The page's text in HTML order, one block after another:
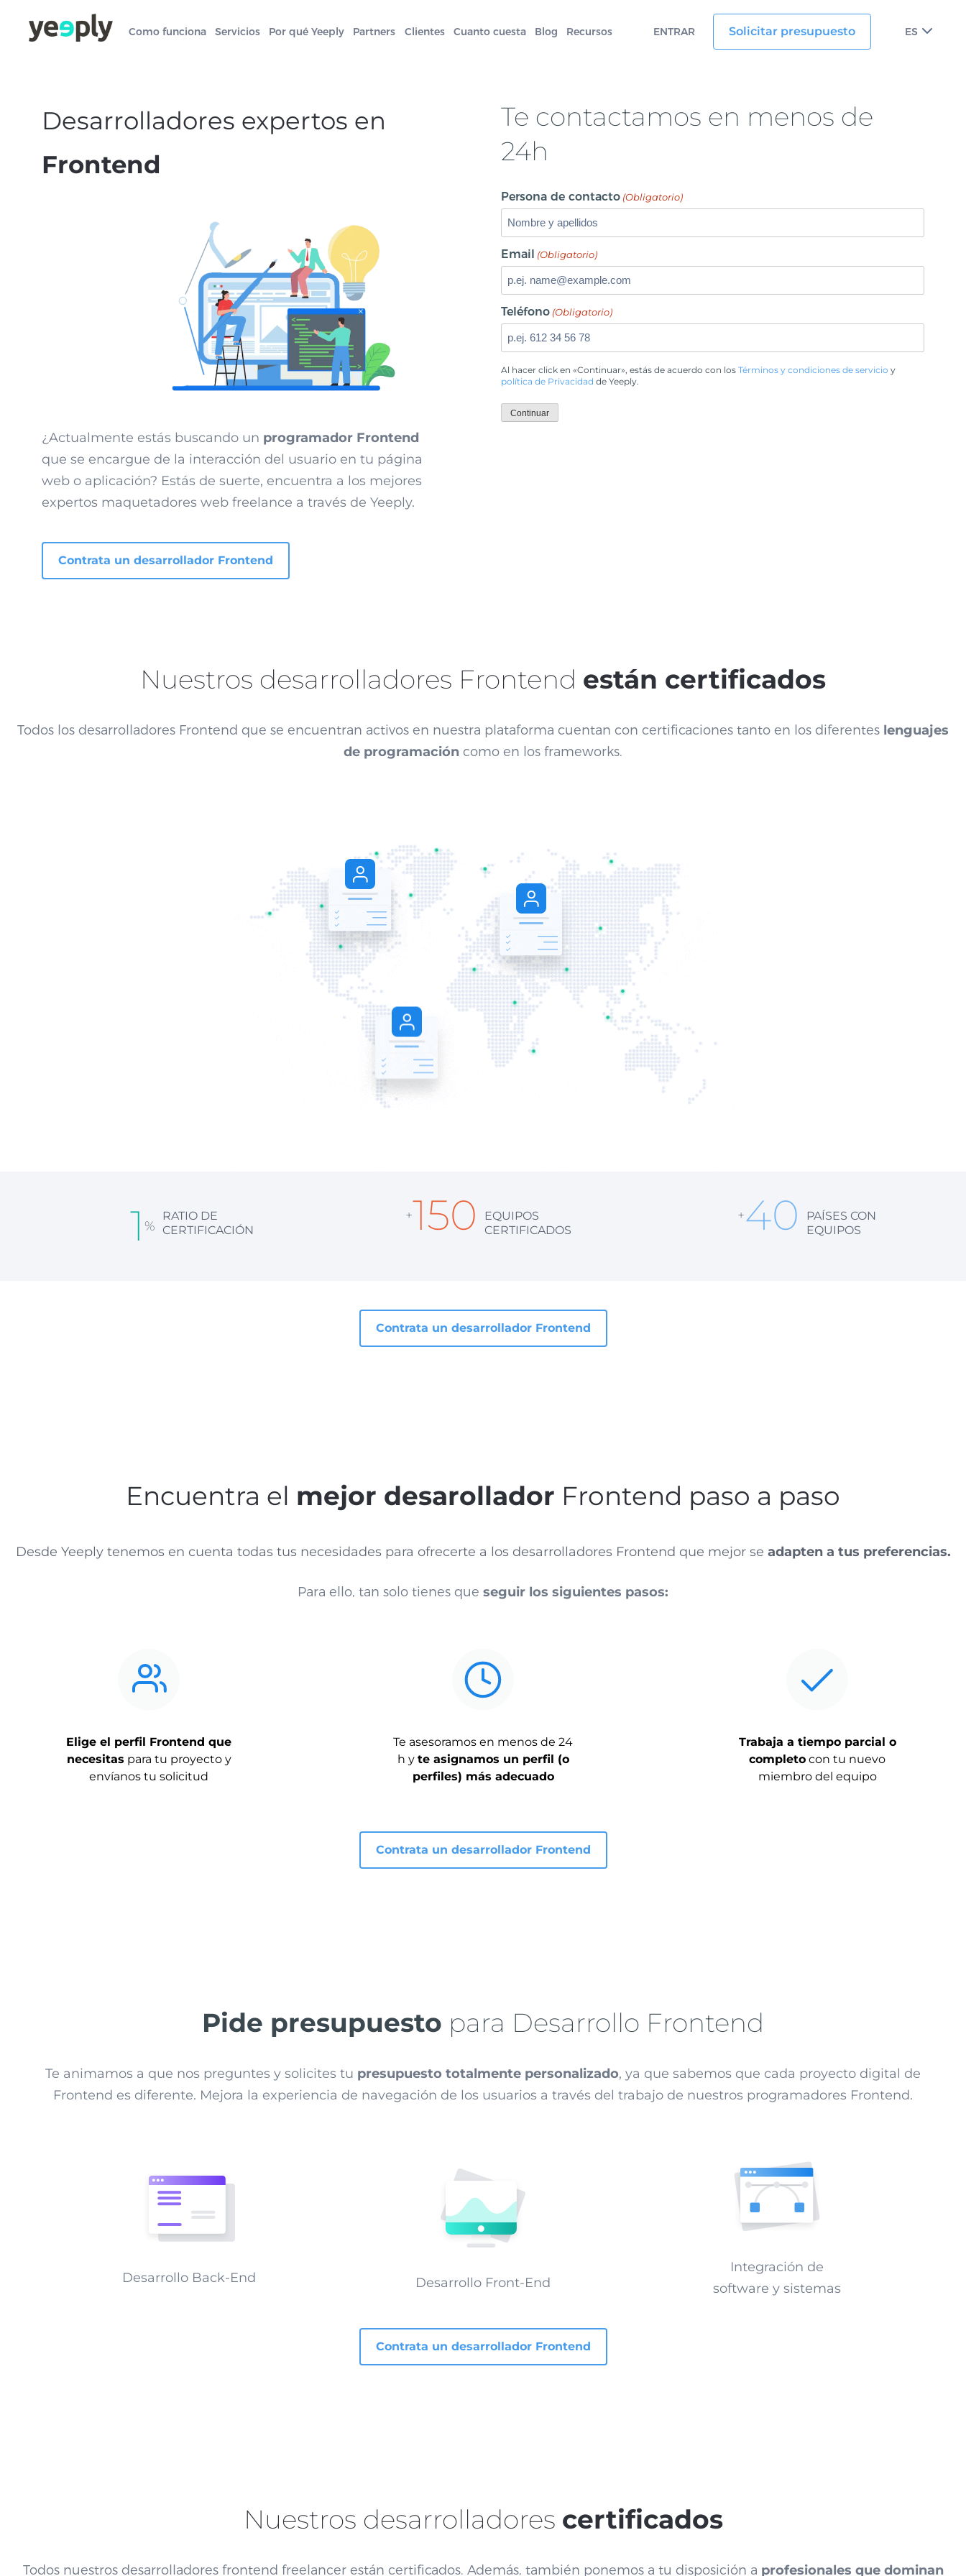
Como funciona Servicios Por qué Yeeply Partners Clientes Cuanto cuesta Blog Recursos ENTRAR Solicitar presupuesto ES
Desarrolladores expertos en
Frontend
¿Actualmente estás buscando un programador Frontend
que se encargue de la interacción del usuario en tu página
web o aplicación? Estás de suerte, encuentra a los mejores
expertos maquetadores web freelance a través de Yeeply.
Contrata un desarrollador Frontend
Te contactamos en menos de
24h
Persona de contacto (Obligatorio)
Email (Obligatorio)
Teléfono (Obligatorio)
Al hacer click en «Continuar», estás de acuerdo con los Términos y condiciones de servicio y
política de Privacidad de Yeeply.
Continuar
Nuestros desarrolladores Frontend están certificados
Todos los desarrolladores Frontend que se encuentran activos en nuestra plataforma cuentan con certificaciones tanto en los diferentes lenguajes
de programación como en los frameworks.
1 %
RATIO DE
CERTIFICACIÓN
+150
EQUIPOS
CERTIFICADOS
+40
PAÍSES CON
EQUIPOS
Contrata un desarrollador Frontend
Encuentra el mejor desarollador Frontend paso a paso
Desde Yeeply tenemos en cuenta todas tus necesidades para ofrecerte a los desarrolladores Frontend que mejor se adapten a tus preferencias.
Para ello, tan solo tienes que seguir los siguientes pasos:
Elige el perfil Frontend que
necesitas para tu proyecto y
envíanos tu solicitud
Te asesoramos en menos de 24
h y te asignamos un perfil (o
perfiles) más adecuado
Trabaja a tiempo parcial o
completo con tu nuevo
miembro del equipo
Contrata un desarrollador Frontend
Pide presupuesto para Desarrollo Frontend
Te animamos a que nos preguntes y solicites tu presupuesto totalmente personalizado, ya que sabemos que cada proyecto digital de
Frontend es diferente. Mejora la experiencia de navegación de los usuarios a través del trabajo de nuestros programadores Frontend.
Desarrollo Back-End Desarrollo Front-End
Integración de
software y sistemas
Contrata un desarrollador Frontend
Nuestros desarrolladores certificados
Todos nuestros desarrolladores frontend freelancer están certificados. Además, también ponemos a tu disposición a profesionales que dominan